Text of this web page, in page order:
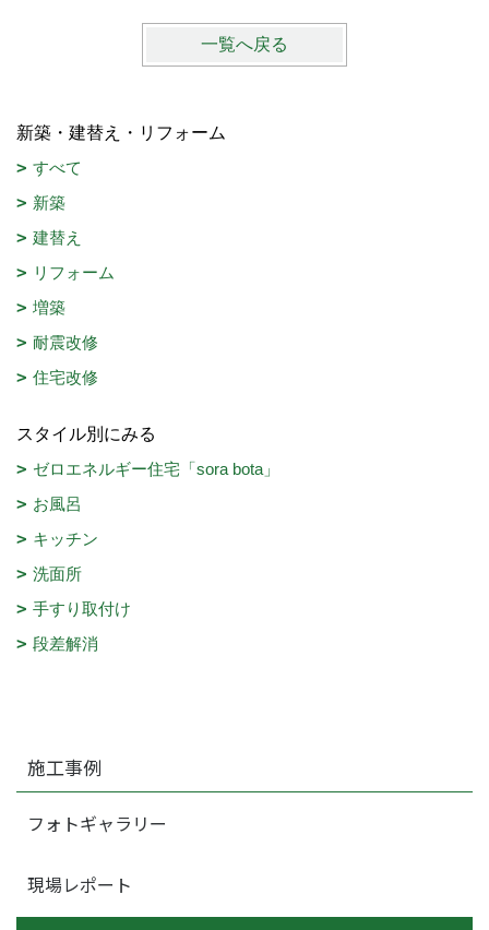
一覧へ戻る
新築・建替え・リフォーム
すべて
新築
建替え
リフォーム
増築
耐震改修
住宅改修
スタイル別にみる
ゼロエネルギー住宅「sora bota」
お風呂
キッチン
洗面所
手すり取付け
段差解消
施工事例
フォトギャラリー
現場レポート